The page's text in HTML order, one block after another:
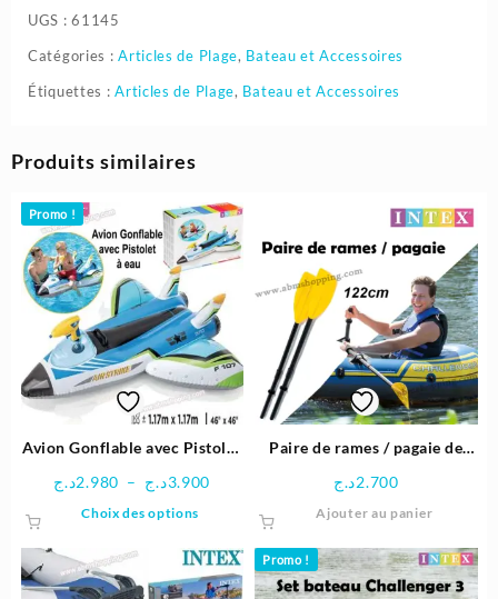
UGS :61145
Catégories :Articles de Plage, Bateau et Accessoires
Étiquettes :Articles de Plage, Bateau et Accessoires
Produits similaires
Promo !
Avion Gonflable avec Pistolet
2.980د.ج – 3.900د.ج
2.980د.ج
à
Choix des options
a
plusieurs
Paire de rames / pagaie de
2.700د.ج
Ajouter au panier
Promo !